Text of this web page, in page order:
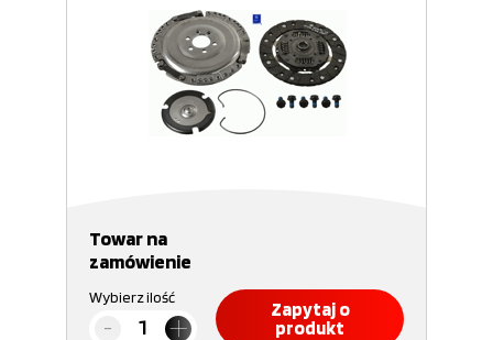
Towar na
zamówienie
Wybierz ilość
Zapytaj o
produkt